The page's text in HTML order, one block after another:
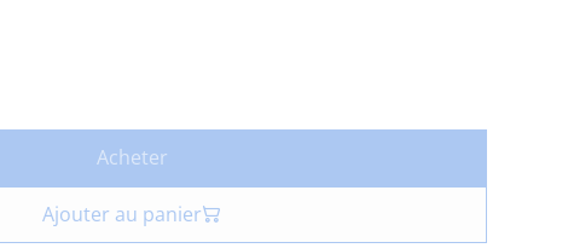
Acheter
Ajouter au panier